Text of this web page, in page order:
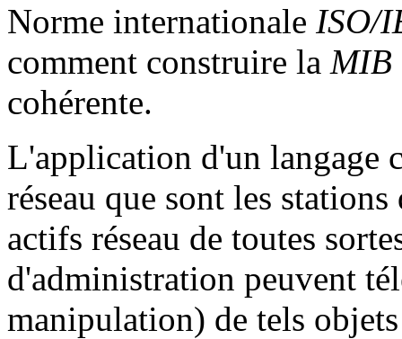
Norme internationale ISO/
comment construire la MIB
cohérente.
L'application d'un langage
réseau que sont les
actifs réseau de toutes
d'administration peuvent
manipulation) de tels